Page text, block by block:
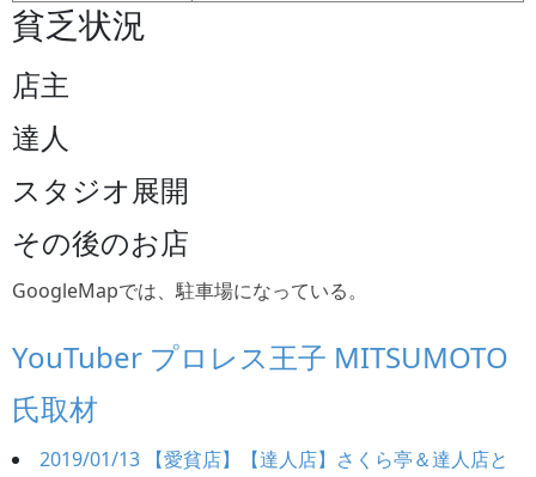
貧乏状況
店主
達人
スタジオ展開
その後のお店
GoogleMapでは、駐車場になっている。
YouTuber プロレス王子 MITSUMOTO
氏取材
2019/01/13 【愛貧店】【達人店】さくら亭＆達人店と